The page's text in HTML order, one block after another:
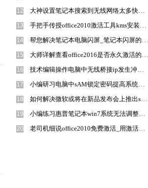
12 大神设置笔记本搜索到无线网络太多快速连接到自己wiFi的方案?
13 手把手传授office2010激活工具kms安装不了的办法?
14 帮您解决笔记本电脑闪屏_笔记本闪屏的教程?
15 大师详解查看office2016是否永久激活的方法?
16 技术编辑操作电脑中无线桥接ip发生冲突的办法?
17 小编研习电脑中sAM锁定密码提高系统安全性的方法?
18 如何解决微软或将在新品发布会上推出surfacepro4升级版：搭载intelKa
19 小编练习惠普笔记本win7系统无法调整硬盘分区的办法?
20 老司机细说office2010免费激活_用激活工具激活office2010的办法?